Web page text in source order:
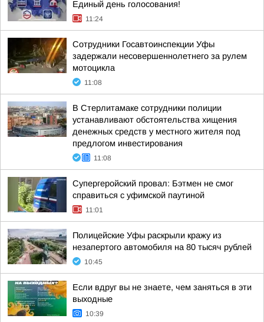
Единый день голосования!
11:24
Сотрудники Госавтоинспекции Уфы
задержали несовершеннолетнего за рулем
мотоцикла
11:08
В Стерлитамаке сотрудники полиции
устанавливают обстоятельства хищения
денежных средств у местного жителя под
предлогом инвестирования
11:08
Супергеройский провал: Бэтмен не смог
справиться с уфимской паутиной
11:01
Полицейские Уфы раскрыли кражу из
незапертого автомобиля на 80 тысяч рублей
10:45
Если вдруг вы не знаете, чем заняться в эти
выходные
10:39